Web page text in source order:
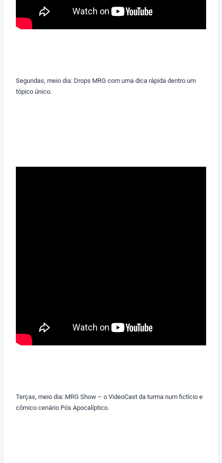
Segundas, meio dia: Drops MRG com uma dica rápida dentro um
tópico único.
Terças, meio dia: MRG Show – o VideoCast da turma num fictício e
cômico cenário Pós Apocalíptico.